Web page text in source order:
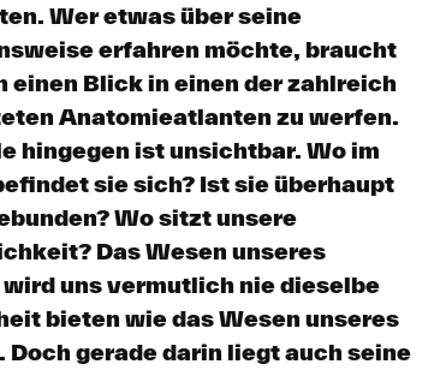
Wer etwas über seine
erfahren möchte, braucht
einen Blick in einen der zahlreich
Anatomieatlanten zu werfen.
hingegen ist unsichtbar. Wo im
sie sich? Ist sie überhaupt
Wo sitzt unsere
Das Wesen unseres
uns vermutlich nie dieselbe
bieten wie das Wesen unseres
Doch gerade darin liegt auch seine